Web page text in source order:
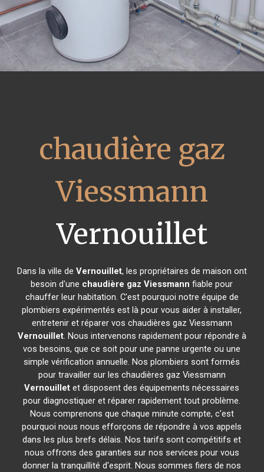
chaudière gaz
Viessmann
Vernouillet
Dans la ville de Vernouillet, les propriétaires de maison ont
besoin d'une chaudière gaz Viessmann fiable pour
chauffer leur habitation. C'est pourquoi notre équipe de
plombiers expérimentés est là pour vous aider à installer,
entretenir et réparer vos chaudières gaz Viessmann
Vernouillet. Nous intervenons rapidement pour répondre à
vos besoins, que ce soit pour une panne urgente ou une
simple vérification annuelle. Nos plombiers sont formés
pour travailler sur les chaudières gaz Viessmann
Vernouillet et disposent des équipements nécessaires
pour diagnostiquer et réparer rapidement tout problème.
Nous comprenons que chaque minute compte, c'est
pourquoi nous nous efforçons de répondre à vos appels
dans les plus brefs délais. Nos tarifs sont compétitifs et
nous offrons des garanties sur nos services pour vous
donner la tranquillité d'esprit. Nous sommes fiers de nos